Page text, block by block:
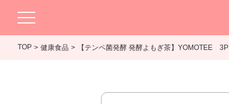
TOP 健康食品 【テンペ菌発酵 発酵よもぎ茶】YOMOTEE 3P